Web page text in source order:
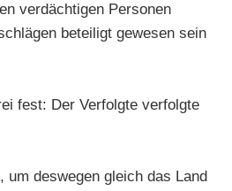
verdächtigen Personen
beteiligt gewesen sein
fest: Der Verfolgte verfolgte
um deswegen gleich das Land